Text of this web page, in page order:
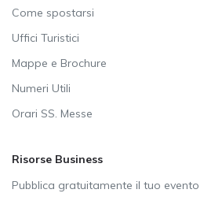
Come spostarsi
Uffici Turistici
Mappe e Brochure
Numeri Utili
Orari SS. Messe
Risorse Business
Pubblica gratuitamente il tuo evento